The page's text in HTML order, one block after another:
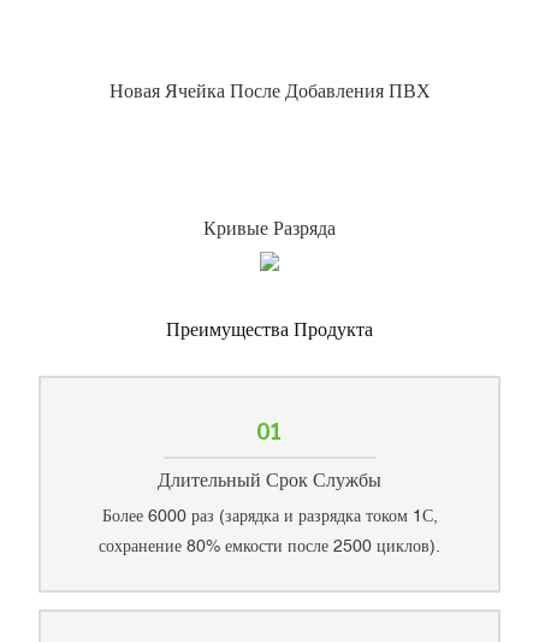
Новая Ячейка После Добавления ПВХ
Кривые Разряда
Преимущества Продукта
01
Длительный Срок Службы
Более 6000 раз (зарядка и разрядка током 1С,
сохранение 80% емкости после 2500 циклов).